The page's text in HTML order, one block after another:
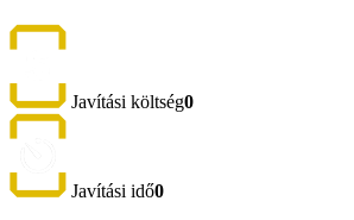
Javítási költség0
Javítási idő0